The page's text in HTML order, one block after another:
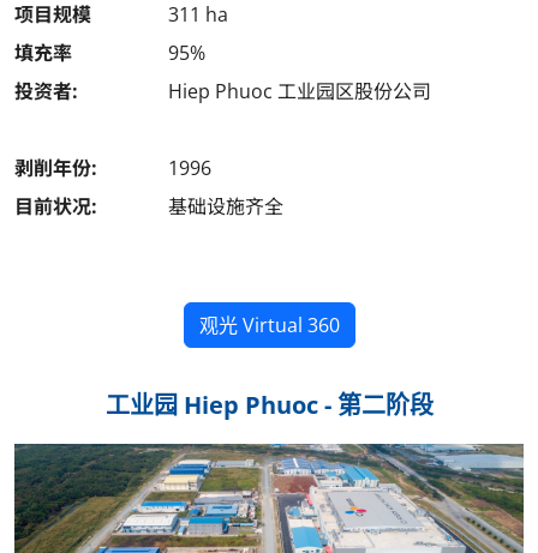
项目规模
311 ha
填充率
95%
投资者:
Hiep Phuoc 工业园区股份公司
剥削年份:
1996
目前状况:
基础设施齐全
观光 Virtual 360
工业园 Hiep Phuoc - 第二阶段